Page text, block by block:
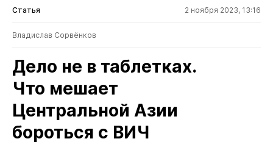
Статья 2 ноября 2023, 13:16
Владислав Сорвёнков
Дело не в таблетках.
Что мешает
Центральной Азии
бороться с ВИЧ